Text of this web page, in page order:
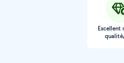
Excellent